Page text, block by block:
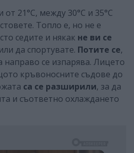
21°C, между 30°C и 35°C
Топло е, но не е
седите и някак не ви се
или да спортувате. Потите се,
направо се изпарява. Лицето
кръвоносните съдове до
са се разширили, за да
и съответно охлаждането